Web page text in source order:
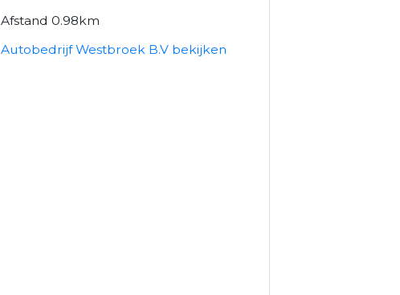
Afstand 0.98km
Autobedrijf Westbroek B.V bekijken